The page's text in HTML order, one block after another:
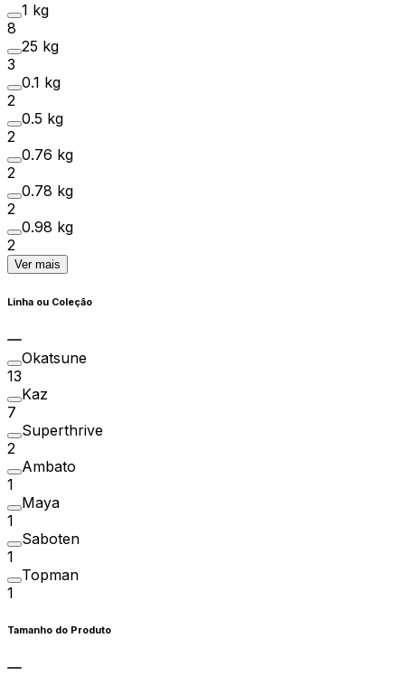
1 kg
8
25 kg
3
0.1 kg
2
0.5 kg
2
0.76 kg
2
0.78 kg
2
0.98 kg
2
Ver mais
Linha ou Coleção
Okatsune
13
Kaz
7
Superthrive
2
Ambato
1
Maya
1
Saboten
1
Topman
1
Tamanho do Produto